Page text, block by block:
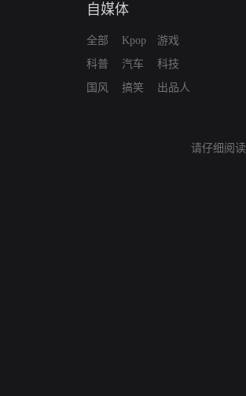
自媒体
全部
科普
国风
Kpop
汽车
搞笑
游戏
科技
出品人
请仔细阅读